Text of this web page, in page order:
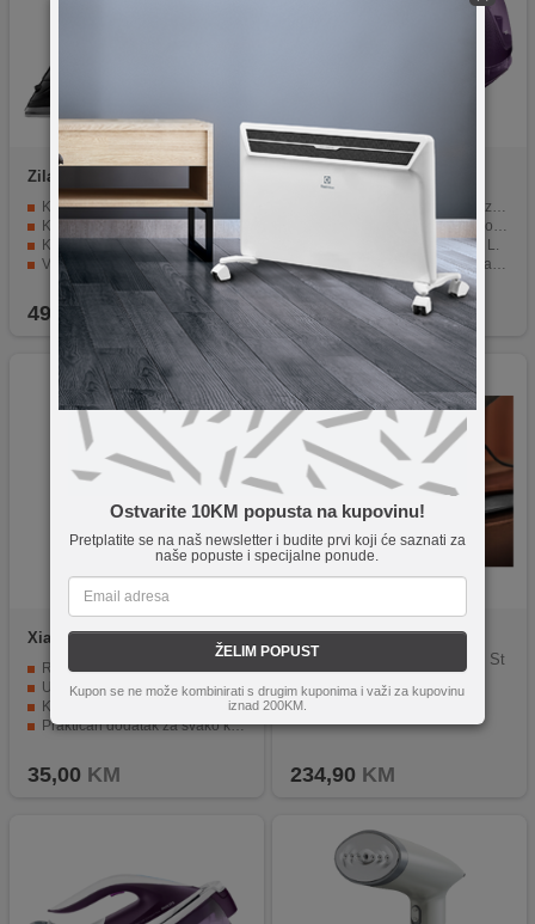
Ostvarite 10KM popusta na kupovinu!
Pretplatite se na naš newsletter i budite prvi koji će saznati za
naše popuste i specijalne ponude.
ŽELIM POPUST
Kupon se ne može kombinirati s drugim kuponima i važi za kupovinu
iznad 200KM.
Zilan
Kontinuirana para s 2 razine
Keramička grejan ploča
Kapacitet spremnika za vodu 260 ml
Vrijeme zagrijavanja 35 sekundi
Snaga 2600 W
49,90 KM
Philips GC9660/30
Snažan 2700 W motor za brzo zagrijavanje.
T-ionicGlide đon za savršeno klizanje.
Kapacitet rezervoara od 1.8 L.
Mogućnost vertikalnog peglanja.
Automatsko isključivanje za sigurnost i štedljivost.
799,90KM
Xiaomi Lint Remover
Recite zbogom mucicama na odjeći
Uklanjanje vlakana i dlačica s vaše odjeće
Kapacitet baterije od 1300 mAh
Praktičan dodatak za svako kućanstvo
35,00 KM
Philips STH7060/80
Philips STH7060/80 Clothes St
eamer
234,90 KM